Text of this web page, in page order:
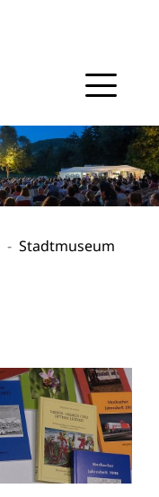
Stadtmuseum